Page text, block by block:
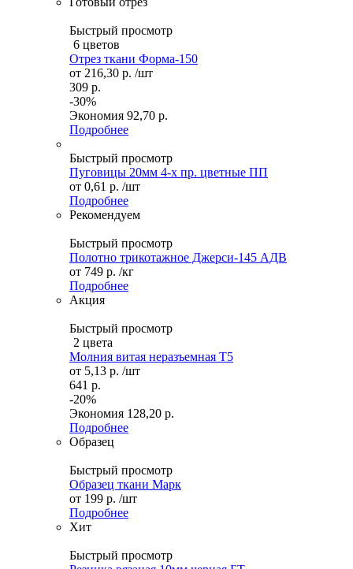
Быстрый просмотр
6 цветов
Отрез ткани Форма-150
от 216,30 р. /шт
309 р.
-30%
Экономия 92,70 р.
Подробнее
Быстрый просмотр
Пуговицы 20мм 4-х пр. цветные ПП
от 0,61 р. /шт
Подробнее
Рекомендуем
Быстрый просмотр
Полотно трикотажное Джерси-145 АДВ
от 749 р. /кг
Подробнее
Акция
Быстрый просмотр
2 цвета
Молния витая неразъемная Т5
от 5,13 р. /шт
641 р.
-20%
Экономия 128,20 р.
Подробнее
Образец
Быстрый просмотр
Образец ткани Марк
от 199 р. /шт
Подробнее
Хит
Быстрый просмотр